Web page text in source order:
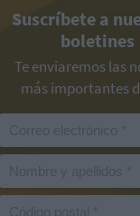
Suscríbete a
boletines
Te enviaremos las
más importantes